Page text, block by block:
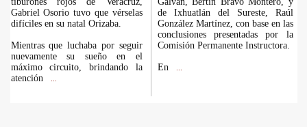
Gabriel Osorio tuvo que vérselas
difíciles en su natal Orizaba.
Mientras que luchaba por seguir
nuevamente su sueño en el
máximo circuito, brindando la
atención
de Ixhuatlán del Sureste, Raúl
González Martínez, con base en las
conclusiones presentadas por la
Comisión Permanente Instructora.
En